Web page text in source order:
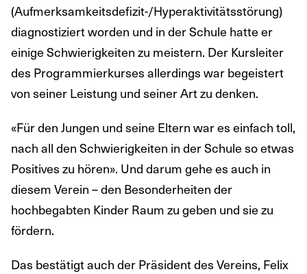
(Aufmerksamkeitsdefizit-/Hyperaktivitätsstörung)
diagnostiziert worden und in der Schule hatte er
einige Schwierigkeiten zu meistern. Der Kursleiter
des Programmierkurses allerdings war begeistert
von seiner Leistung und seiner Art zu denken.
«Für den Jungen und seine Eltern war es einfach toll,
nach all den Schwierigkeiten in der Schule so etwas
Positives zu hören». Und darum gehe es auch in
diesem Verein – den Besonderheiten der
hochbegabten Kinder Raum zu geben und sie zu
fördern.
Das bestätigt auch der Präsident des Vereins, Felix